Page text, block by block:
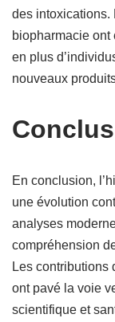
des intoxications.
biopharmacie
en plus
nouveaux
En conclusion,
une évolution
analyses
compréhension
Les contributions
ont pavé la voie
scientifique et